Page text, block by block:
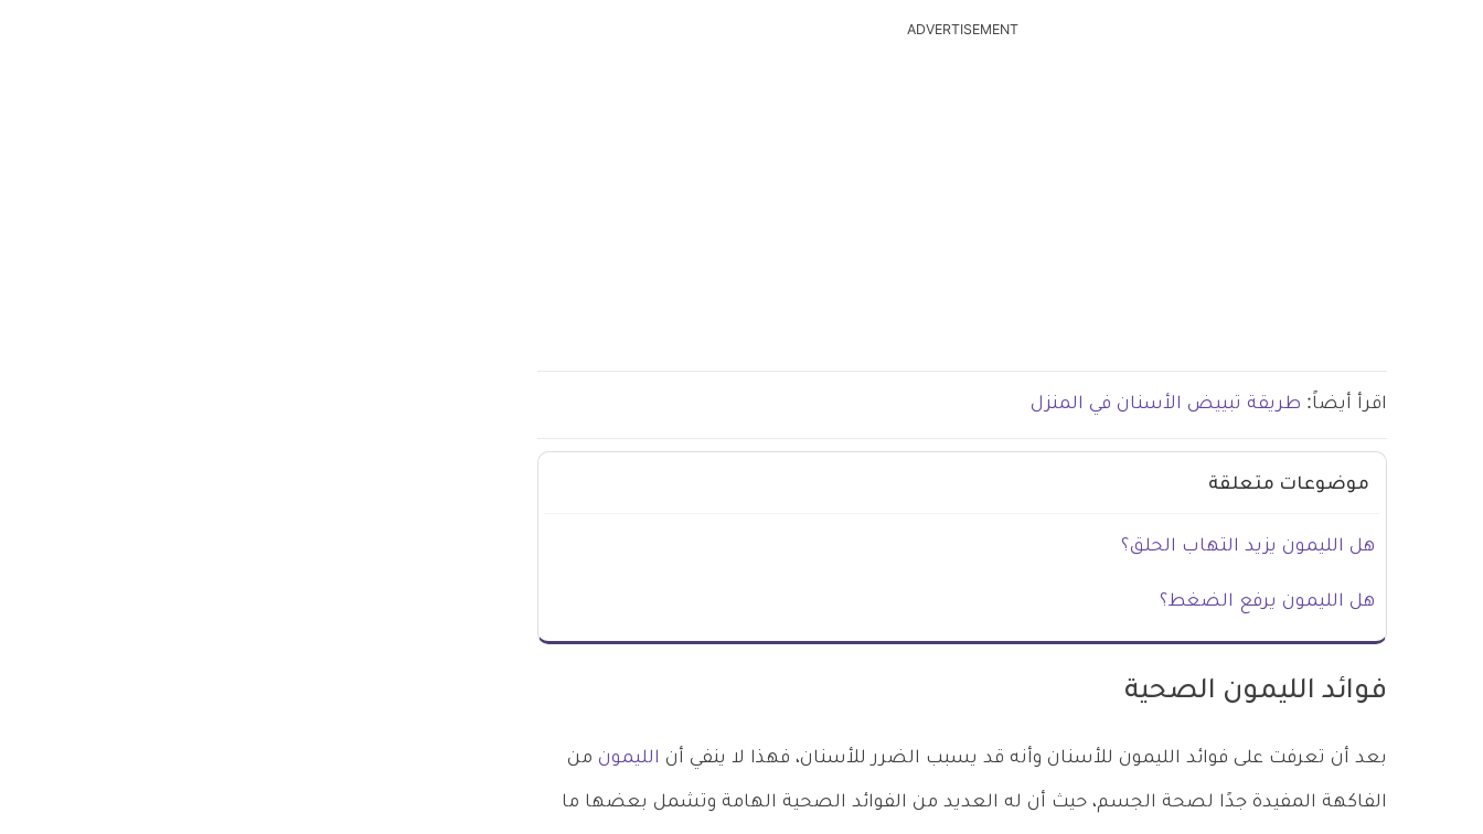
ADVERTISEMENT
اقرأ أيضاً: طريقة تبييض الأسنان في المنزل
موضوعات متعلقة
هل الليمون يزيد التهاب الحلق؟
هل الليمون يرفع الضغط؟
فوائد الليمون الصحية
بعد أن تعرفت على فوائد الليمون للأسنان وأنه قد يسبب الضرر للأسنان، فهذا لا ينفي أن الليمون من
الفاكهة المفيدة جدًا لصحة الجسم، حيث أن له العديد من الفوائد الصحية الهامة وتشمل بعضها ما